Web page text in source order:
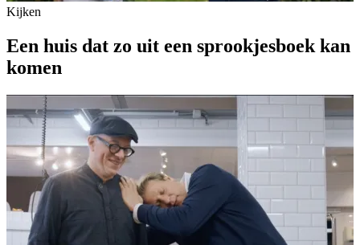
Kijken
Een huis dat zo uit een sprookjesboek kan
komen